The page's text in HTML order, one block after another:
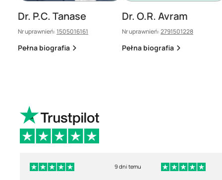
Dr. P.C. Tanase
Nr uprawnień:1505016161
Pełna biografia
Dr. O.R. Avram
Nr uprawnień:2791501228
Pełna biografia
9 dni temu